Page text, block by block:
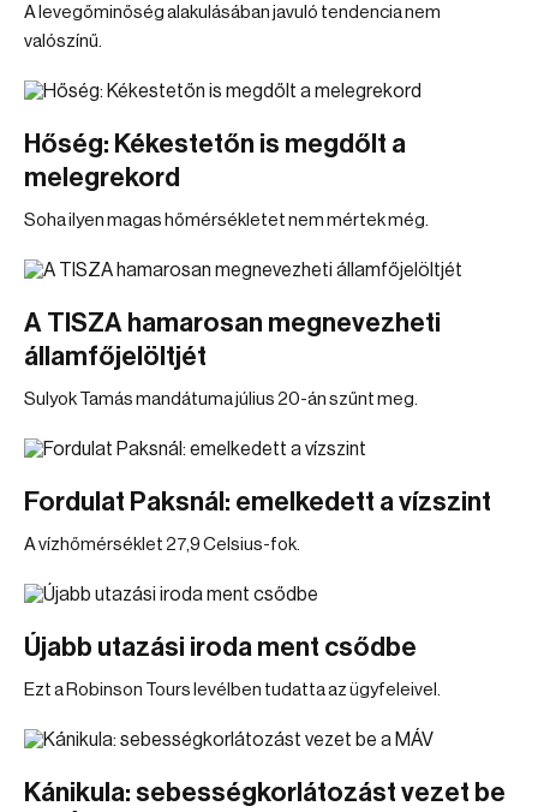
A levegőminőség alakulásában javuló tendencia nem
valószínű.
Hőség: Kékestetőn is megdőlt a
melegrekord
Soha ilyen magas hőmérsékletet nem mértek még.
A TISZA hamarosan megnevezheti
államfőjelöltjét
Sulyok Tamás mandátuma július 20-án szűnt meg.
Fordulat Paksnál: emelkedett a vízszint
A vízhőmérséklet 27,9 Celsius-fok.
Újabb utazási iroda ment csődbe
Ezt a Robinson Tours levélben tudatta az ügyfeleivel.
Kánikula: sebességkorlátozást vezet be